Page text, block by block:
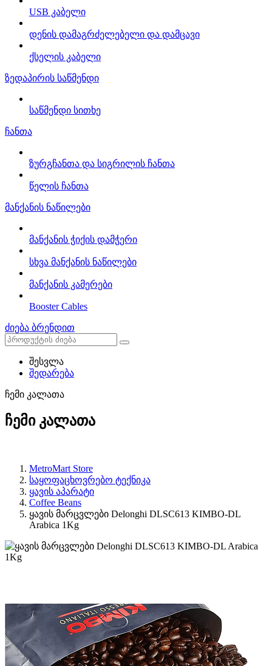
USB კაბელი
დენის დამაგრძელებელი და დამცავი
ქსელის კაბელი
ზედაპირის საწმენდი
საწმენდი სითხე
ჩანთა
ზურგჩანთა და სიგრილის ჩანთა
წელის ჩანთა
მანქანის ნაწილები
მანქანის ჭიქის დამჭერი
სხვა მანქანის ნაწილები
მანქანის კამერები
Booster Cables
ძიება ბრენდით
შესვლა
შედარება
ჩემი კალათა
ჩემი კალათა
MetroMart Store
საყოფაცხოვრებო ტექნიკა
ყავის აპარატი
Coffee Beans
ყავის მარცვლები Delonghi DLSC613 KIMBO-DL
Arabica 1Kg